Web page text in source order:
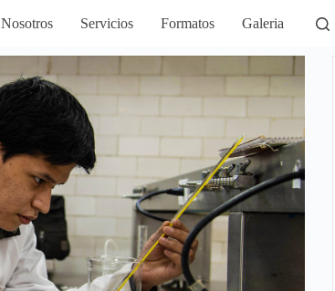
Nosotros Servicios Formatos Galeria